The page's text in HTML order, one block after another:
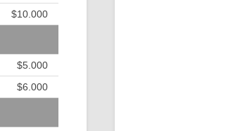
$10.000
$5.000
$6.000